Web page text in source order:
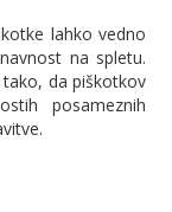
lahko vedno
na spletu.
da piškotkov
posameznih